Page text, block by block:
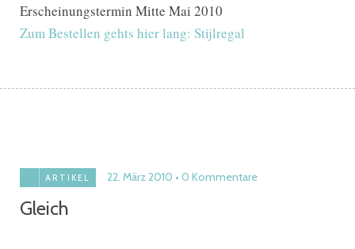
Erscheinungstermin Mitte Mai 2010
Zum Bestellen gehts hier lang: Stijlregal
ARTIKEL 22. März 2010 0 Kommentare
Gleich